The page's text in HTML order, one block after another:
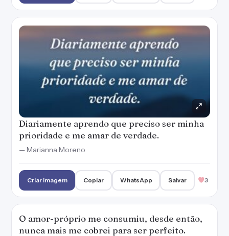
Diariamente aprendo que preciso ser minha
prioridade e me amar de verdade.
— Marianna Moreno
Criar imagem Copiar WhatsApp Salvar 3
O amor-próprio me consumiu, desde então,
nunca mais me cobrei para ser perfeito.